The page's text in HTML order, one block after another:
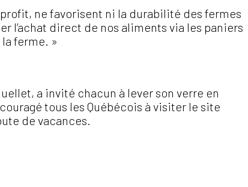
ne favorisent ni la durabilité des fermes
l’achat direct de nos aliments via les paniers
ferme. »
a invité chacun à lever son verre en
tous les Québécois à visiter le site
de vacances.